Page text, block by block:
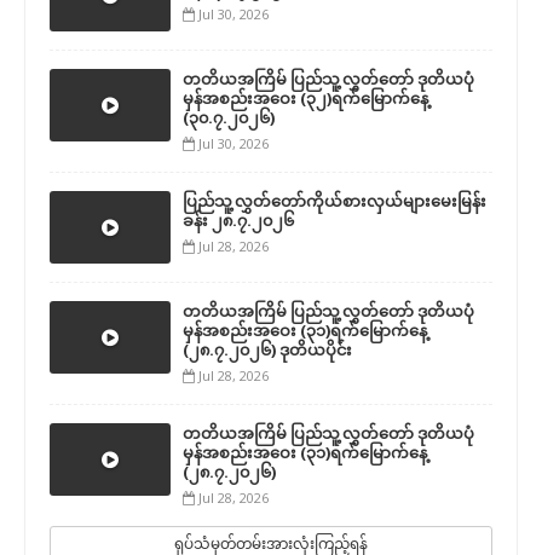
Jul 30, 2026
တတိယအကြိမ် ပြည်သူ့လွှတ်တော် ဒုတိယပုံ
မှန်အစည်းအဝေး (၃၂)ရက်မြောက်နေ့
(၃၀.၇.၂၀၂၆)
Jul 30, 2026
ပြည်သူ့လွှတ်တော်ကိုယ်စားလှယ်များမေးမြန်း
ခန်း ၂၈.၇.၂၀၂၆
Jul 28, 2026
တတိယအကြိမ် ပြည်သူ့လွှတ်တော် ဒုတိယပုံ
မှန်အစည်းအဝေး (၃၁)ရက်မြောက်နေ့
(၂၈.၇.၂၀၂၆) ဒုတိယပိုင်း
Jul 28, 2026
တတိယအကြိမ် ပြည်သူ့လွှတ်တော် ဒုတိယပုံ
မှန်အစည်းအဝေး (၃၁)ရက်မြောက်နေ့
(၂၈.၇.၂၀၂၆)
Jul 28, 2026
ရုပ်သံမှတ်တမ်းအားလုံးကြည့်ရန်